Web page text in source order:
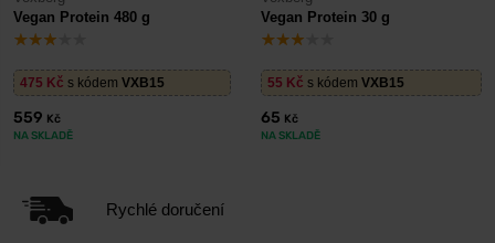
Vegan Protein 480 g
475 Kč s kódem VXB15
559 Kč
NA SKLADĚ
Vegan Protein 30 g
55 Kč s kódem VXB15
65 Kč
NA SKLADĚ
Rychlé doručení